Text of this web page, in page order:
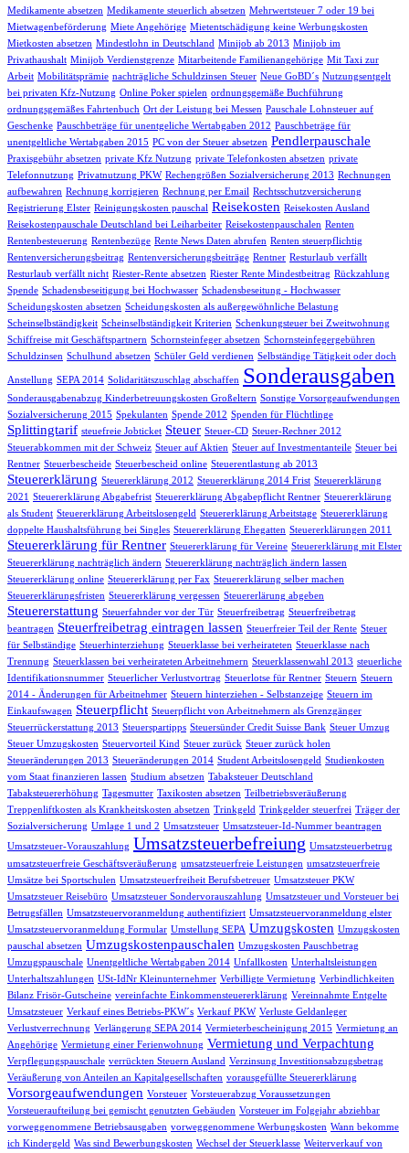
Medikamente absetzen Medikamente steuerlich absetzen Mehrwertsteuer 7 oder 19 bei
Mietwagenbeförderung Miete Angehörige Mietentschädigung keine Werbungskosten
Mietkosten absetzen Mindestlohn in Deutschland Minijob ab 2013 Minijob im
Privathaushalt Minijob Verdienstgrenze Mitarbeitende Familienangehörige Mit Taxi zur
Arbeit Mobilitätsprämie nachträgliche Schuldzinsen Steuer Neue GoBD´s Nutzungsentgelt
bei privaten Kfz-Nutzung Online Poker spielen ordnungsgemäße Buchführung
ordnungsgemäßes Fahrtenbuch Ort der Leistung bei Messen Pauschale Lohnsteuer auf
Geschenke Pauschbeträge für unentgeliche Wertabgaben 2012 Pauschbeträge für
unentgeltliche Wertabgaben 2015 PC von der Steuer absetzen Pendlerpauschale
Praxisgebühr absetzen private Kfz Nutzung private Telefonkosten absetzen private
Telefonnutzung Privatnutzung PKW Rechengrößen Sozialversicherung 2013 Rechnungen
aufbewahren Rechnung korrigieren Rechnung per Email Rechtsschutzversicherung
Registrierung Elster Reinigungskosten pauschal Reisekosten Reisekosten Ausland
Reisekostenpauschale Deutschland bei Leiharbeiter Reisekostenpauschalen Renten
Rentenbesteuerung Rentenbezüge Rente News Daten abrufen Renten steuerpflichtig
Rentenversicherungsbeitrag Rentenversicherungsbeiträge Rentner Resturlaub verfällt
Resturlaub verfällt nicht Riester-Rente absetzen Riester Rente Mindestbeitrag Rückzahlung
Spende Schadensbeseitigung bei Hochwasser Schadensbeseitung - Hochwasser
Scheidungskosten absetzen Scheidungskosten als außergewöhnliche Belastung
Scheinselbständigkeit Scheinselbständigkeit Kriterien Schenkungsteuer bei Zweitwohnung
Schiffreise mit Geschäftspartnern Schornsteinfeger absetzen Schornsteinfegergebühren
Schuldzinsen Schulhund absetzen Schüler Geld verdienen Selbständige Tätigkeit oder doch
Anstellung SEPA 2014 Solidaritätszuschlag abschaffen Sonderausgaben
Sonderausgabenabzug Kinderbetreuungskosten Großeltern Sonstige Vorsorgeaufwendungen
Sozialversicherung 2015 Spekulanten Spende 2012 Spenden für Flüchtlinge
Splittingtarif steuefreie Jobticket Steuer Steuer-CD Steuer-Rechner 2012
Steuerabkommen mit der Schweiz Steuer auf Aktien Steuer auf Investmentanteile Steuer bei
Rentner Steuerbescheide Steuerbescheid online Steuerentlastung ab 2013
Steuererklärung Steuererklärung 2012 Steuererklärung 2014 Frist Steuererklärung
2021
Steuererklärung Abgabefrist Steuererklärung Abgabepflicht Rentner Steuererklärung
als Student Steuererklärung Arbeitslosengeld Steuererklärung Arbeitstage Steuererklärung
doppelte Haushaltsführung bei Singles Steuererklärung Ehegatten Steuererklärungen 2011
Steuererklärung für Rentner Steuererklärung für Vereine Steuererklärung mit Elster
Steuererklärung nachträglich ändern Steuererklärung nachträglich ändern lassen
Steuererklärung online Steuererklärung per Fax Steuererklärung selber machen
Steuererklärungsfristen Steuererklärung vergessen Steuererlärung abgeben
Steuererstattung Steuerfahnder vor der Tür Steuerfreibetrag Steuerfreibetrag
beantragen Steuerfreibetrag eintragen lassen Steuerfreier Teil der Rente Steuer
für Selbständige Steuerhinterziehung Steuerklasse bei verheirateten Steuerklasse nach
Trennung Steuerklassen bei verheirateten Arbeitnehmern Steuerklassenwahl 2013 steuerliche
Identifikationsnummer Steuerlicher Verlustvortrag Steuerlotse für Rentner Steuern Steuern
2014 - Änderungen für Arbeitnehmer Steuern hinterziehen - Selbstanzeige Steuern im
Einkaufswagen Steuerpflicht Steuerpflicht von Arbeitnehmern als Grenzgänger
Steuerrückerstattung 2013 Steuerspartipps Steuersünder Credit Suisse Bank Steuer Umzug
Steuer Umzugskosten Steuervorteil Kind Steuer zurück Steuer zurück holen
Steueränderungen 2013 Steueränderungen 2014 Student Arbeitslosengeld Studienkosten
vom Staat finanzieren lassen Studium absetzen Tabaksteuer Deutschland
Tabaksteuererhöhung Tagesmutter Taxikosten absetzen Teilbetriebsveräußerung
Treppenliftkosten als Krankheitskosten absetzen Trinkgeld Trinkgelder steuerfrei Träger der
Sozialversicherung Umlage 1 und 2 Umsatzsteuer Umsatzsteuer-Id-Nummer beantragen
Umsatzsteuer-Vorauszahlung Umsatzsteuerbefreiung Umsatzsteuerbetrug
umsatzsteuerfreie Geschäftsveräußerung umsatzsteuerfreie Leistungen umsatzsteuerfreie
Umsätze bei Sportschulen Umsatzsteuerfreiheit Berufsbetreuer Umsatzsteuer PKW
Umsatzsteuer Reisebüro Umsatzsteuer Sondervorauszahlung Umsatzsteuer und Vorsteuer bei
Betrugsfällen Umsatzsteuervoranmeldung authentifiziert Umsatzsteuervoranmeldung elster
Umsatzsteuervoranmeldung Formular Umstellung SEPA Umzugskosten Umzugskosten
pauschal absetzen Umzugskostenpauschalen Umzugskosten Pauschbetrag
Umzugspauschale Unentgeltliche Wertabgaben 2014 Unfallkosten Unterhaltsleistungen
Unterhaltszahlungen USt-IdNr Kleinunternehmer Verbilligte Vermietung Verbindlichkeiten
Bilanz Frisör-Gutscheine vereinfachte Einkommensteuererklärung Vereinnahmte Entgelte
Umsatzsteuer Verkauf eines Betriebs-PKW´s Verkauf PKW Verluste Geldanleger
Verlustverrechnung Verlängerung SEPA 2014 Vermieterbescheinigung 2015 Vermietung an
Angehörige Vermietung einer Ferienwohnung Vermietung und Verpachtung
Verpflegungspauschale verrückten Steuern Ausland Verzinsung Investitionsabzugsbetrag
Veräußerung von Anteilen an Kapitalgesellschaften vorausgefüllte Steuererklärung
Vorsorgeaufwendungen Vorsteuer Vorsteuerabzug Voraussetzungen
Vorsteueraufteilung bei gemischt genutzten Gebäuden Vorsteuer im Folgejahr abziehbar
vorweggenommene Betriebsausgaben vorweggenommene Werbungskosten Wann bekomme
ich Kindergeld Was sind Bewerbungskosten Wechsel der Steuerklasse Weiterverkauf von